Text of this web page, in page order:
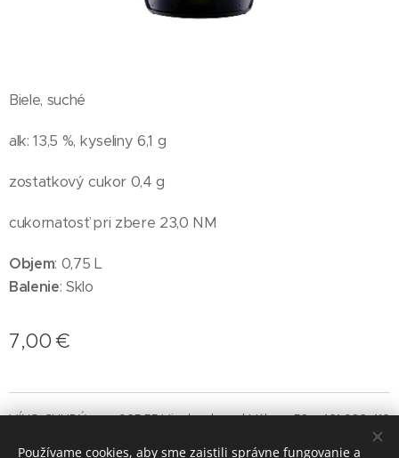
Biele, suché
alk: 13,5 %, kyseliny 6,1 g
zostatkový cukor 0,4 g
cukornatosť pri zbere 23,0 NM
Objem: 0,75 L
Balenie: Sklo
7,00 €
VÍNO CHUDÝ,s.r.o., 925 55 Vinohrady nad Váhom 56, +421 903 412
Používame cookies, aby sme zaistili správne fungovanie a